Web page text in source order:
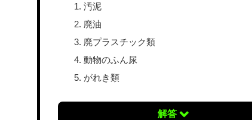
汚泥
廃油
廃プラスチック類
動物のふん尿
がれき類
解答